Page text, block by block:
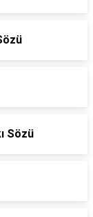
Sözü